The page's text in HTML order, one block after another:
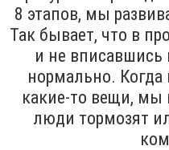
8 этапов, мы
Так бывает, что в
и не
нормально.
какие-то вещи,
люди тормозят